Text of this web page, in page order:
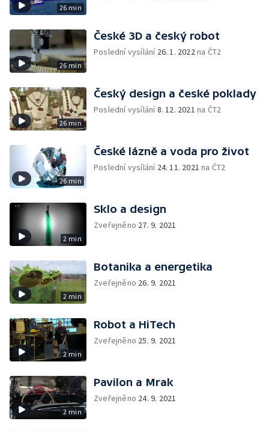
26 min
26 min
České 3D a český robot
Poslední vysílání 26. 1. 2022na ČT2
26 min
Český design a české poklady
Poslední vysílání8. 12. 2021 na ČT2
26 min
České lázně a voda pro život
Poslední vysílání 24. 11. 2021 na ČT2
2 min
Sklo a design
Zveřejněno 27. 9. 2021
2 min
Botanika a energetika
Zveřejněno 26. 9. 2021
2 min
Robot a HiTech
Zveřejněno 25. 9. 2021
2 min
Pavilon a Mrak
Zveřejněno 24. 9. 2021